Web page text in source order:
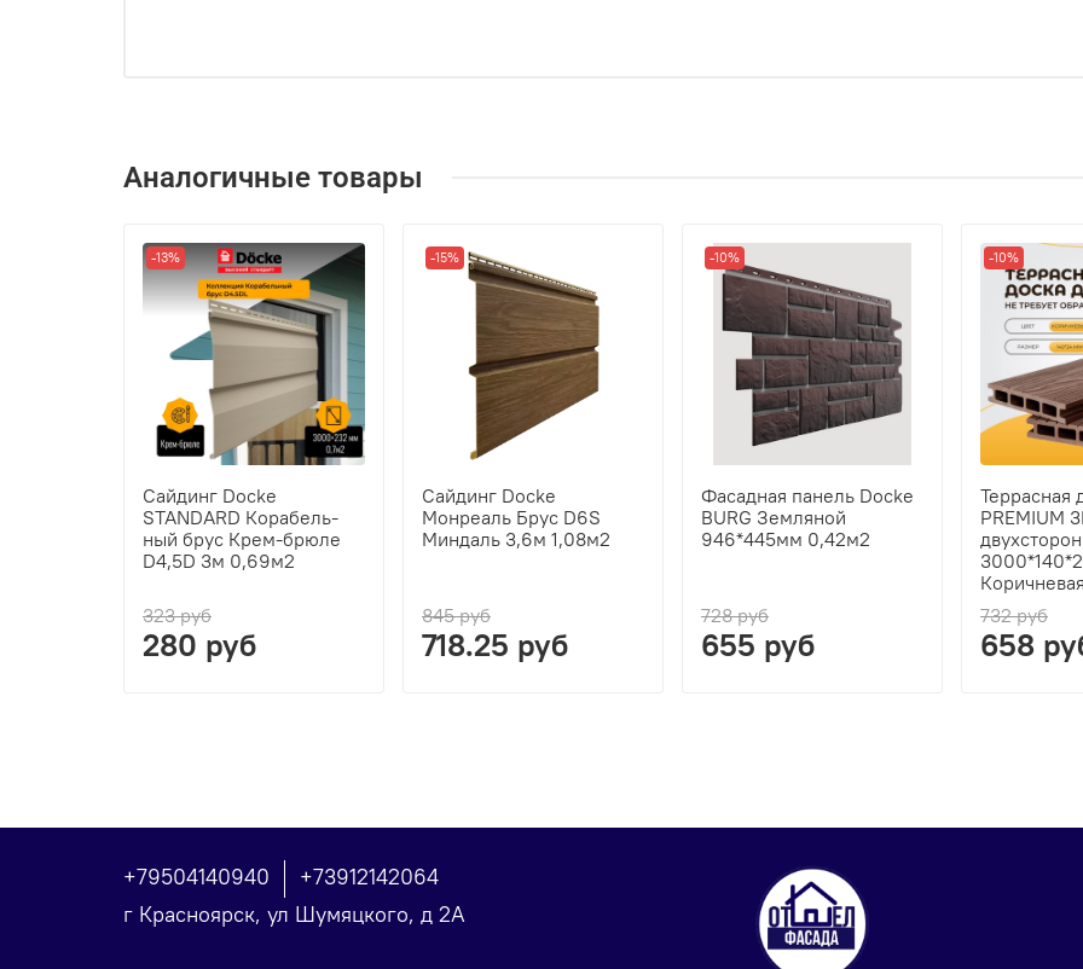
Аналогичные товары
-13%
Сайдинг Docke
STANDARD Ко­ра­бель­
ный брус Крем-брюле
D4,5D 3м 0,69м2
323 руб
280 руб
-15%
Сайдинг Docke
Монреаль Брус D6S
Миндаль 3,6м 1,08м2
845 руб
718.25 руб
-10%
Фасадная панель Docke
BURG Земляной
946*445мм 0,42м2
728 руб
655 руб
-10%
Террасная
PREMIUM
732 руб
658
+79504140940
+73912142064
г Красноярск, ул Шумяцкого, д 2А